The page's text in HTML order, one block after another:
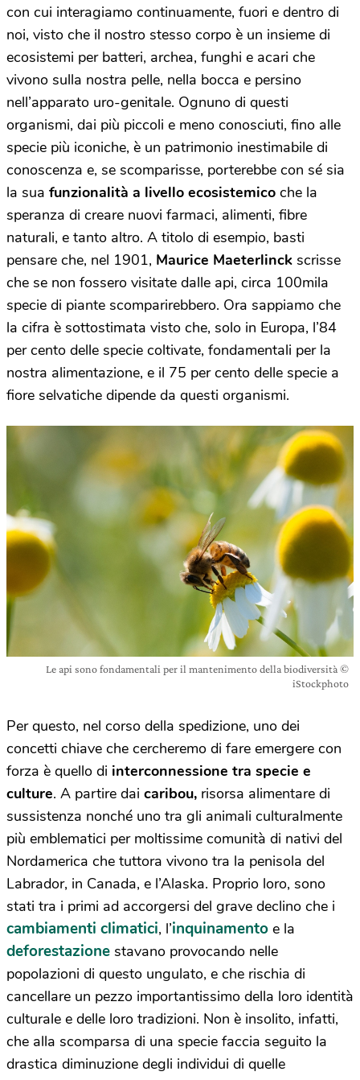
con cui interagiamo continuamente, fuori e dentro di
noi, visto che il nostro stesso corpo è un insieme di
ecosistemi per batteri, archea, funghi e acari che
vivono sulla nostra pelle, nella bocca e persino
nell’apparato uro-genitale. Ognuno di questi
organismi, dai più piccoli e meno conosciuti, fino alle
specie più iconiche, è un patrimonio inestimabile di
conoscenza e, se scomparisse, porterebbe con sé sia
la sua funzionalità a livello ecosistemico che la
speranza di creare nuovi farmaci, alimenti, fibre
naturali, e tanto altro. A titolo di esempio, basti
pensare che, nel 1901, Maurice Maeterlinck scrisse
che se non fossero visitate dalle api, circa 100mila
specie di piante scomparirebbero. Ora sappiamo che
la cifra è sottostimata visto che, solo in Europa, l’84
per cento delle specie coltivate, fondamentali per la
nostra alimentazione, e il 75 per cento delle specie a
fiore selvatiche dipende da questi organismi.
Le api sono fondamentali per il mantenimento della biodiversità ©
iStockphoto
Per questo, nel corso della spedizione, uno dei
concetti chiave che cercheremo di fare emergere con
forza è quello di interconnessione tra specie e
culture. A partire dai caribou, risorsa alimentare di
sussistenza nonché uno tra gli animali culturalmente
più emblematici per moltissime comunità di nativi del
Nordamerica che tuttora vivono tra la penisola del
Labrador, in Canada, e l’Alaska. Proprio loro, sono
stati tra i primi ad accorgersi del grave declino che i
cambiamenti climatici, l’inquinamento e la
deforestazione stavano provocando nelle
popolazioni di questo ungulato, e che rischia di
cancellare un pezzo importantissimo della loro identità
culturale e delle loro tradizioni. Non è insolito, infatti,
che alla scomparsa di una specie faccia seguito la
drastica diminuzione degli individui di quelle